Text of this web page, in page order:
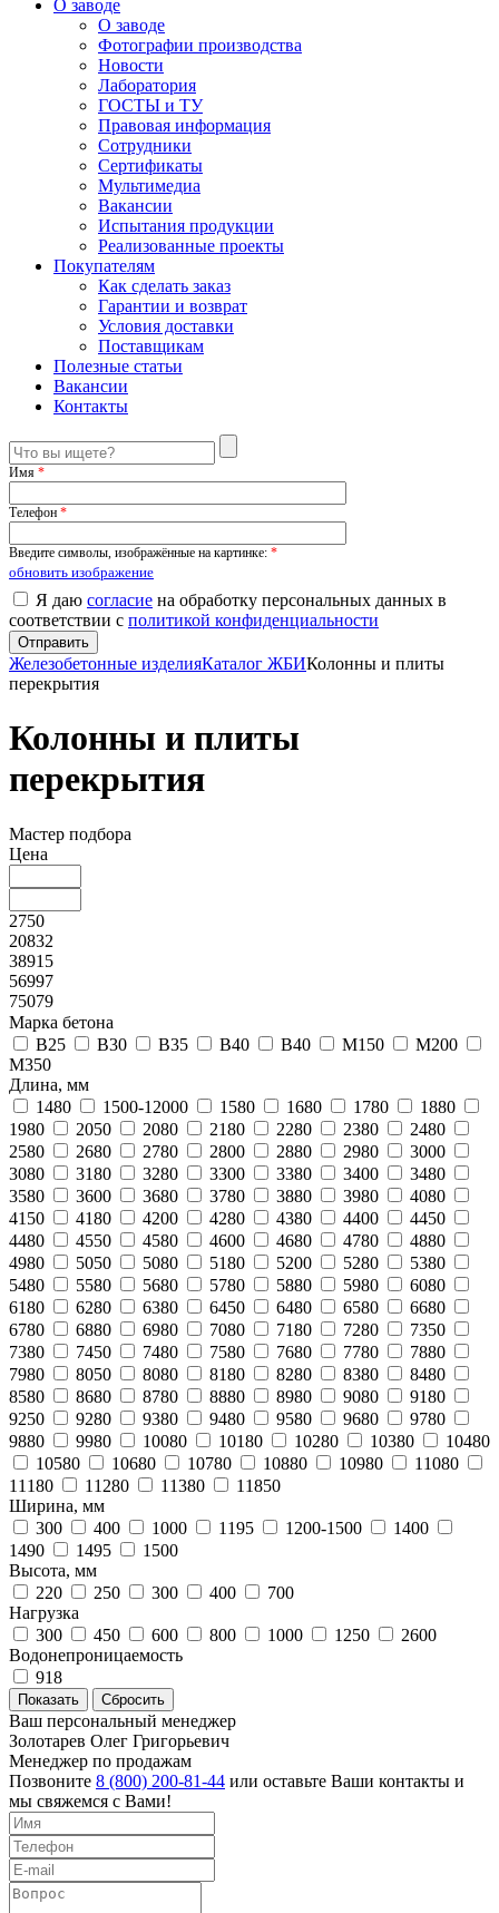
О заводе
О заводе
Фотографии производства
Новости
Лаборатория
ГОСТЫ и ТУ
Правовая информация
Сотрудники
Сертификаты
Мультимедиа
Вакансии
Испытания продукции
Реализованные проекты
Покупателям
Как сделать заказ
Гарантии и возврат
Условия доставки
Поставщикам
Полезные статьи
Вакансии
Контакты
Имя *
Телефон *
Введите символы, изображённые на картинке: *
обновить изображение
Я даю согласие на обработку персональных данных в
соответствии с политикой конфиденциальности
Железобетонные изделияКаталог ЖБИКолонны и плиты
перекрытия
Колонны и плиты
перекрытия
Мастер подбора
Цена
2750
20832
38915
56997
75079
Марка бетона
B25
B30 B35 B40 В40 М150
М200
М350
Длина, мм
1480
1500-12000 1580 1680 1780
1880
1980
2050 2080 2180 2280 2380
2480
2580
2680 2780 2800 2880 2980
3000
3080
3180 3280 3300 3380 3400
3480
3580
3600 3680 3780 3880 3980
4080
4150
4180 4200 4280 4380 4400
4450
4480
4550 4580 4600 4680 4780
4880
4980
5050 5080 5180 5200 5280
5380
5480
5580 5680 5780 5880 5980
6080
6180
6280 6380 6450 6480 6580
6680
6780
6880 6980 7080 7180 7280
7350
7380
7450 7480 7580 7680 7780
7880
7980
8050 8080 8180 8280 8380
8480
8580
8680 8780 8880 8980 9080
9180
9250
9280 9380 9480 9580 9680
9780
9880
9980 10080 10180 10280 10380
10480
10580
10680 10780 10880 10980
11080
11180
11280 11380
11850
Ширина, мм
300
400 1000 1195 1200-1500
1400
1490
1495
1500
Высота, мм
220
250 300 400
700
Нагрузка
300
450 600 800 1000 1250
2600
Водонепроницаемость
918
Ваш персональный менеджер
Золотарев Олег Григорьевич
Менеджер по продажам
Позвоните 8 (800) 200-81-44 или оставьте Ваши контакты и
мы свяжемся с Вами!